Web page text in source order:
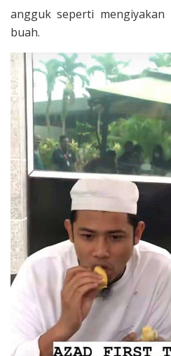
angguk seperti mengiyakan
buah.